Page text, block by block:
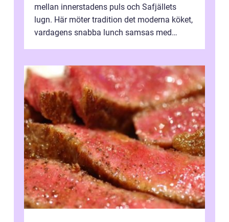
mellan innerstadens puls och Safjällets
lugn. Här möter tradition det moderna köket,
vardagens snabba lunch samsas med